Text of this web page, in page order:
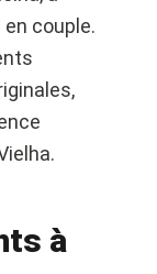
couple.
à